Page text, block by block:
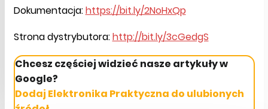
Dokumentacja:https://bit.ly/2NoHxQp
Strona dystrybutora:http://bit.ly/3cGedgS
Chcesz częściej widzieć nasze artykuły w
Google?
Dodaj Elektronika Praktyczna do ulubionych